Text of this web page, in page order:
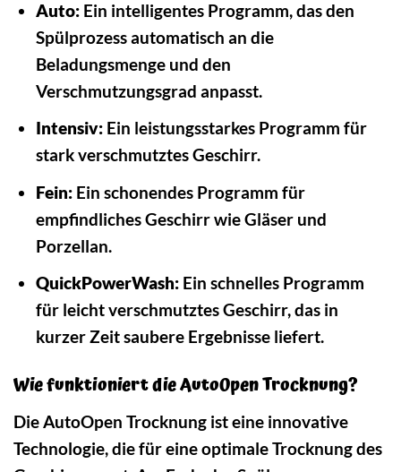
Auto:Ein intelligentes Programm, das den
Spülprozess automatisch an die
Beladungsmenge und den
Verschmutzungsgrad anpasst.
Intensiv:Ein leistungsstarkes Programm für
stark verschmutztes Geschirr.
Fein:Ein schonendes Programm für
empfindliches Geschirr wie Gläser und
Porzellan.
QuickPowerWash:Ein schnelles Programm
für leicht verschmutztes Geschirr, das in
kurzer Zeit saubere Ergebnisse liefert.
Wie funktioniert die AutoOpen Trocknung?
Die AutoOpen Trocknung ist eine innovative
Technologie, die für eine optimale Trocknung des